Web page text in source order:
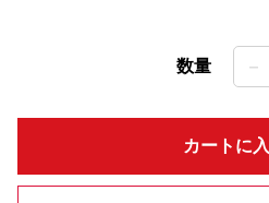
数量 －
カートに